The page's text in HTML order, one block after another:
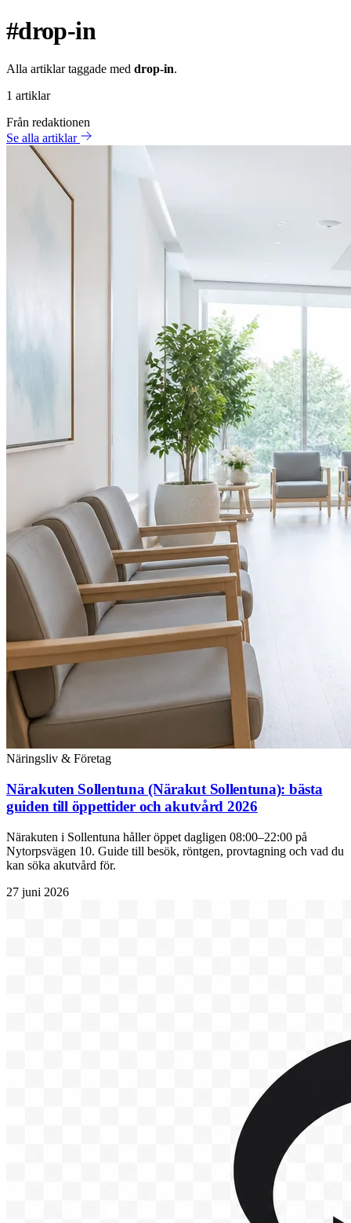
#drop-in
Alla artiklar taggade med drop-in.
1 artiklar
Från redaktionen
Se alla artiklar
Näringsliv & Företag
Närakuten Sollentuna (Närakut Sollentuna): bästa
guiden till öppettider och akutvård 2026
Närakuten i Sollentuna håller öppet dagligen 08:00–22:00 på
Nytorpsvägen 10. Guide till besök, röntgen, provtagning och vad du
kan söka akutvård för.
27 juni 2026